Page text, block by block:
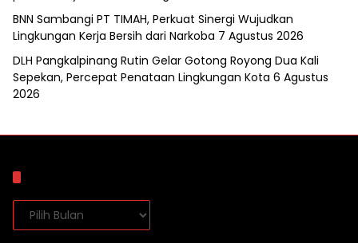
BNN Sambangi PT TIMAH, Perkuat Sinergi Wujudkan
Lingkungan Kerja Bersih dari Narkoba 7 Agustus 2026
DLH Pangkalpinang Rutin Gelar Gotong Royong Dua Kali
Sepekan, Percepat Penataan Lingkungan Kota 6 Agustus
2026
Arsip